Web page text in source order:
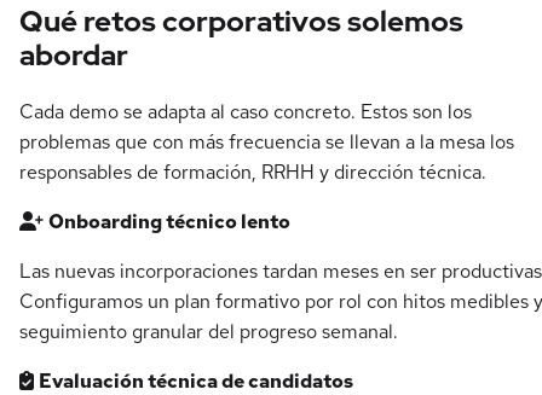
Qué retos corporativos solemos
abordar
Cada demo se adapta al caso concreto. Estos son los
problemas que con más frecuencia se llevan a la mesa los
responsables de formación, RRHH y dirección técnica.
Onboarding técnico lento
Las nuevas incorporaciones tardan meses en ser
Configuramos un plan formativo por rol con hitos medibles y
seguimiento granular del progreso semanal.
Evaluación técnica de candidatos